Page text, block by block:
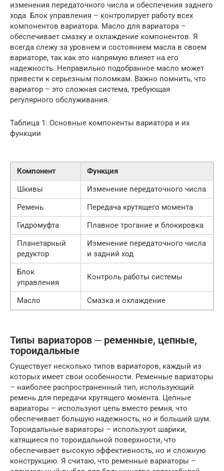
изменения передаточного числа и обеспечения заднего
хода. Блок управления – контролирует работу всех
компонентов вариатора. Масло для вариатора –
обеспечивает смазку и охлаждение компонентов. Я
всегда слежу за уровнем и состоянием масла в своем
вариаторе, так как это напрямую влияет на его
надежность. Неправильно подобранное масло может
привести к серьезным поломкам. Важно помнить, что
вариатор – это сложная система, требующая
регулярного обслуживания.
Таблица 1: Основные компоненты вариатора и их
функции
Компонент
Функция
Шкивы
Изменение передаточного числа
Ремень
Передача крутящего момента
Гидромуфта
Плавное трогание и блокировка
Планетарный
редуктор
Изменение передаточного числа
и задний ход
Блок
управления
Контроль работы системы
Масло Смазка и охлаждение
Типы вариаторов ─ ременные, цепные,
тороидальные
Существует несколько типов вариаторов, каждый из
которых имеет свои особенности. Ременные вариаторы
– наиболее распространенный тип, использующий
ремень для передачи крутящего момента. Цепные
вариаторы – используют цепь вместо ремня, что
обеспечивает большую надежность, но и больший шум.
Тороидальные вариаторы – используют шарики,
катящиеся по тороидальной поверхности, что
обеспечивает высокую эффективность, но и сложную
конструкцию. Я считаю, что ременные вариаторы –